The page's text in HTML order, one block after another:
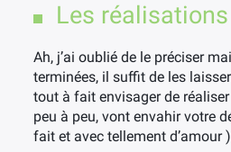
Les
Ah, j’ai oublié de le préciser
terminées, il suffit de les
tout à fait envisager de
peu à peu, vont envahir votre
fait et avec tellement d’amour